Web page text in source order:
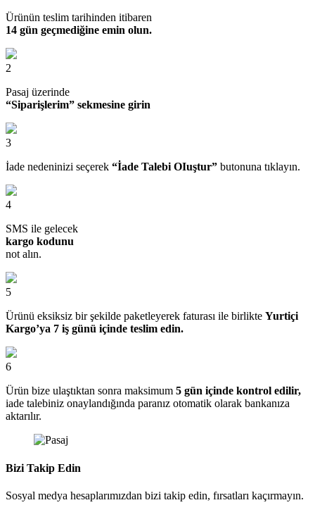
Ürünün teslim tarihinden itibaren
14 gün geçmediğine emin olun.
2
Pasaj üzerinde
“Siparişlerim” sekmesine girin
3
İade nedeninizi seçerek “İade Talebi OIuştur” butonuna tıklayın.
4
SMS ile gelecek
kargo kodunu
not alın.
5
Ürünü eksiksiz bir şekilde paketleyerek faturası ile birlikte Yurtiçi
Kargo’ya 7 iş günü içinde teslim edin.
6
Ürün bize ulaştıktan sonra maksimum 5 gün içinde kontrol edilir,
iade talebiniz onaylandığında paranız otomatik olarak bankanıza
aktarılır.
Bizi Takip Edin
Sosyal medya hesaplarımızdan bizi takip edin, fırsatları kaçırmayın.